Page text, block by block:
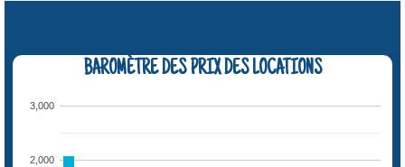
BAROMÈTRE DES PRIX DES LOCATIONS
2,000
3,000